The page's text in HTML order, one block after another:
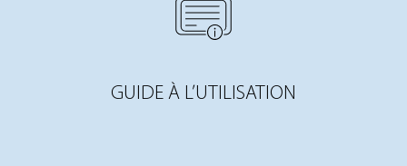
GUIDE À L’UTILISATION